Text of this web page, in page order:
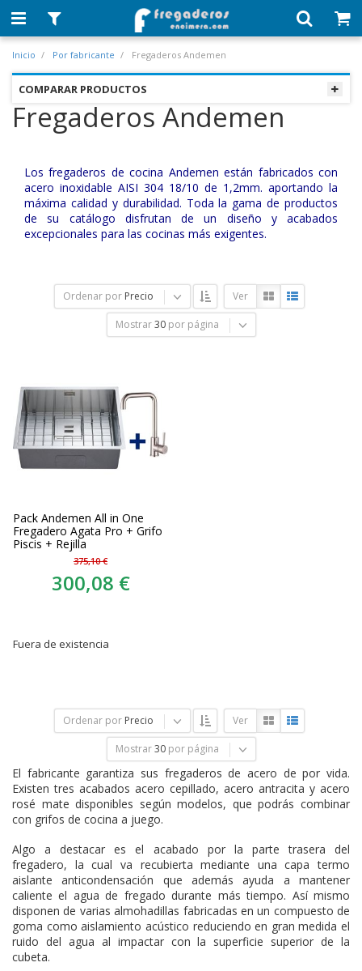
Inicio Por fabricante Fregaderos Andemen
COMPARAR PRODUCTOS
Fregaderos Andemen
Los fregaderos de cocina Andemen están fabricados con
acero inoxidable AISI 304 18/10 de 1,2mm. aportando la
máxima calidad y durabilidad. Toda la gama de productos
de su catálogo disfrutan de un diseño y acabados
excepcionales para las cocinas más exigentes.
Ordenar por Precio Ver
Mostrar 30 por página
Pack Andemen All in One
Fregadero Agata Pro + Grifo
Piscis + Rejilla
375,10 €
300,08 €
Fuera de existencia
Ordenar por Precio Ver
Mostrar 30 por página
El fabricante garantiza sus fregaderos de acero de por vida.
Existen tres acabados acero cepillado, acero antracita y acero
rosé mate disponibles según modelos, que podrás combinar
con grifos de cocina a juego.
Algo a destacar es el acabado por la parte trasera del
fregadero, la cual va recubierta mediante una capa termo
aislante anticondensación que además ayuda a mantener
caliente el agua de fregado durante más tiempo. Así mismo
disponen de varias almohadillas fabricadas en un compuesto de
goma como aislamiento acústico reduciendo en gran medida el
ruido del agua al impactar con la superficie superior de la
cubeta.